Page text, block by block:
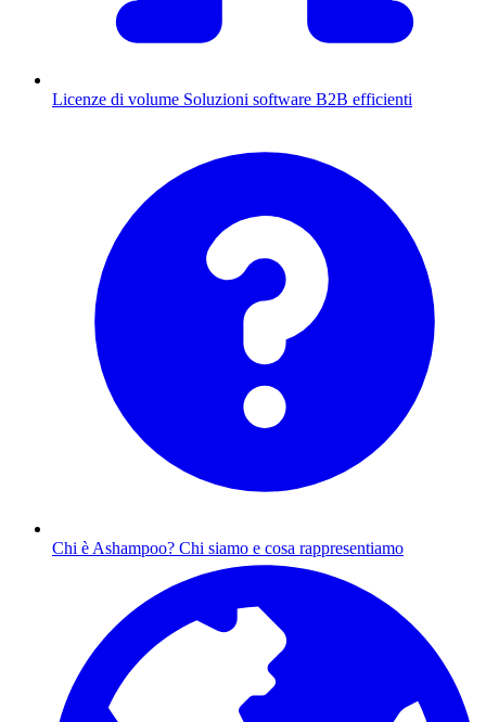
Licenze di volume Soluzioni software B2B efficienti
Chi è Ashampoo? Chi siamo e cosa rappresentiamo